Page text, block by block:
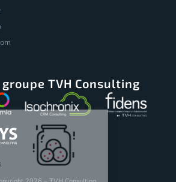
TVH Consulting
de qualité
partenaires, nous
navigateur.